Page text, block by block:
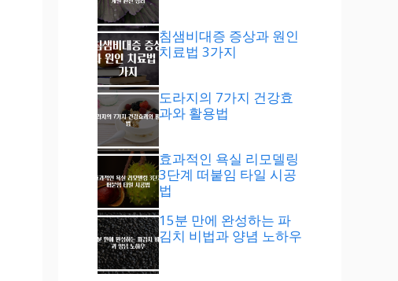
침샘비대증 증상과 원인
치료법 3가지
도라지의 7가지 건강효
과와 활용법
효과적인 욕실 리모델링
3단계 떠붙임 타일 시공
법
15분 만에 완성하는 파
김치 비법과 양념 노하우